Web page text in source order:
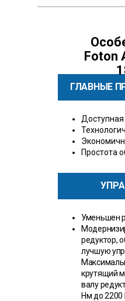
ГЛАВНЫЕ
Простота
Уменьшен
редуктор,
лучшую
крутящий
валу
Нм до 2200
Foton